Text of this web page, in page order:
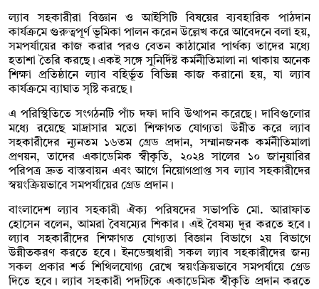
ল্যাব সহকারীরা বিজ্ঞান ও আইসিটি বিষয়ের ব্যবহারিক পাঠদান
কার্যক্রমে গুরুত্বপূর্ণ ভূমিকা পালন করেন উল্লেখ করে আবেদনে বলা হয়,
সমপর্যায়ের কাজ করার পরও বেতন কাঠামোর পার্থক্য তাদের মধ্যে
হতাশা তৈরি করছে। একই সঙ্গে সুনির্দিষ্ট কর্মনীতিমালা না থাকায় অনেক
শিক্ষা প্রতিষ্ঠানে ল্যাব বহির্ভূত বিভিন্ন কাজ করানো হয়, যা ল্যাব
কার্যক্রমে ব্যাঘাত সৃষ্টি করছে।
এ পরিস্থিতিতে সংগঠনটি পাঁচ দফা দাবি উত্থাপন করেছে। দাবিগুলোর
মধ্যে রয়েছে মাদ্রাসার মতো শিক্ষাগত যোগ্যতা উন্নীত করে ল্যাব
সহকারীদের ন্যূনতম ১৬তম গ্রেড প্রদান, সম্মানজনক কর্মনীতিমালা
প্রণয়ন, তাদের একাডেমিক স্বীকৃতি, ২০২৪ সালের ১০ জানুয়ারির
পরিপত্র দ্রুত বাস্তবায়ন এবং আগে নিয়োগপ্রাপ্ত সব ল্যাব সহকারীদের
স্বয়ংক্রিয়ভাবে সমপর্যায়ের গ্রেড প্রদান।
বাংলাদেশ ল্যাব সহকারী ঐক্য পরিষদের সভাপতি মো. আরাফাত
হোসেন বলেন, আমরা বৈষম্যের শিকার। এই বৈষম্য দূর করতে হবে।
ল্যাব সহকারীদের শিক্ষাগত যোগ্যতা বিজ্ঞান বিভাগে ২য় বিভাগে
উন্নীতকরণ করতে হবে। ইনডেক্সধারী সকল ল্যাব সহকারীদের জন্য
সকল প্রকার শর্ত শিথিলযোগ্য রেখে স্বয়ংক্রিয়ভাবে সমপর্যায়ে গ্রেড
দিতে হবে। ল্যাব সহকারী পদটিকে একাডেমিক স্বীকৃতি প্রদান করতে